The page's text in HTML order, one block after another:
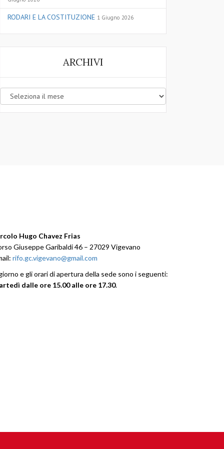
RODARI E LA COSTITUZIONE 1 Giugno 2026
ARCHIVI
Archivi
Hugo Chavez Frias
Giuseppe Garibaldi 46 – 27029 Vigevano
rifo.gc.vigevano@gmail.com
e gli orari di apertura della sede sono i seguenti:
dalle ore 15.00 alle ore 17.30.